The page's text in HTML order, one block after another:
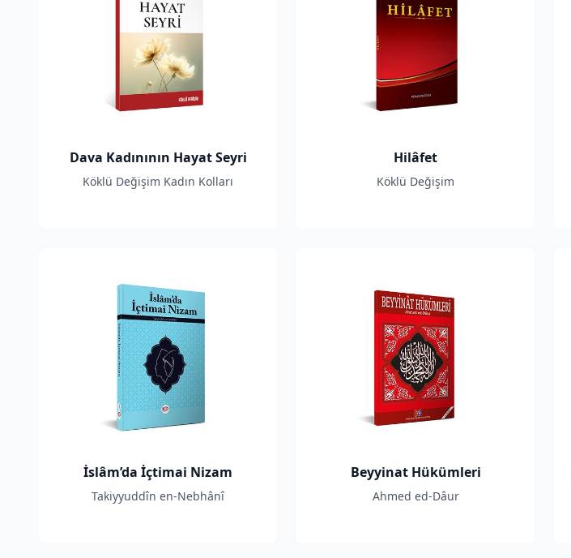
Dava Kadınının Hayat Seyri
Köklü Değişim Kadın Kolları
Hilâfet
Köklü Değişim
İslâm’da İçtimai Nizam
Takiyyuddîn en-Nebhânî
Beyyinat Hükümleri
Ahmed ed-Dâur